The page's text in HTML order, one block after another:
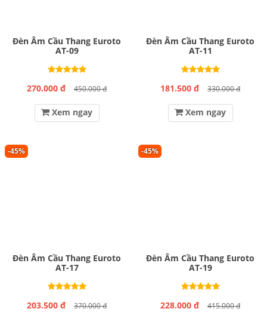
Đèn Âm Cầu Thang Euroto
AT-09
270.000 đ 450.000 đ
Xem ngay
Đèn Âm Cầu Thang Euroto
AT-11
181.500 đ 330.000 đ
Xem ngay
-45%
Đèn Âm Cầu Thang Euroto
AT-17
203.500 đ 370.000 đ
-45%
Đèn Âm Cầu Thang Euroto
AT-19
228.000 đ 415.000 đ